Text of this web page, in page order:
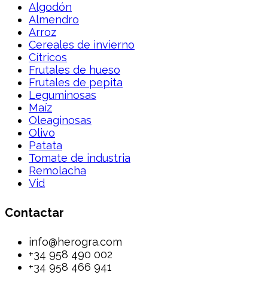
Algodón
Almendro
Arroz
Cereales de invierno
Cítricos
Frutales de hueso
Frutales de pepita
Leguminosas
Maíz
Oleaginosas
Olivo
Patata
Tomate de industria
Remolacha
Vid
Contactar
info@herogra.com
+34 958 490 002
+34 958 466 941